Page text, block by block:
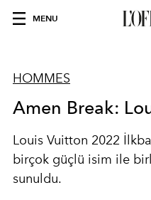
MENU
HOMMES
Amen Break:
Louis Vuitton 2022
birçok güçlü isim ile
sunuldu.